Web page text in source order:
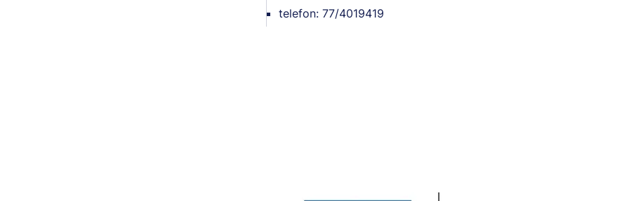
telefon: 77/4019419